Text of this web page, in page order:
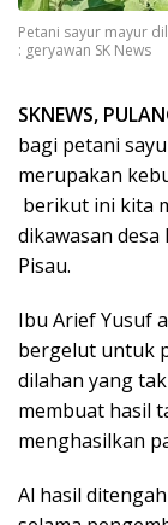
Petani sayur mayur
: geryawan SK News
SKNEWS,
bagi petani
merupakan
berikut ini kita
dikawasan
Pisau.
Ibu Arief Yusuf
bergelut untuk
dilahan yang
membuat hasil
menghasilkan
Al hasil